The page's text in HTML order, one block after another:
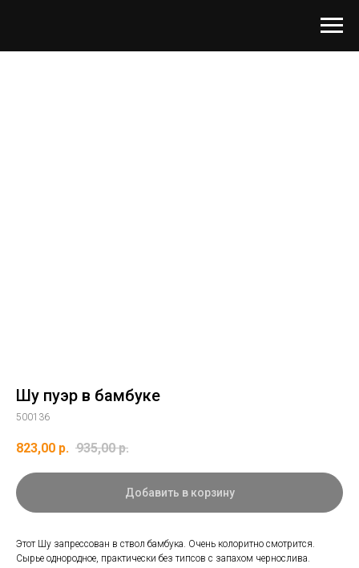
Шу пуэр в бамбуке
500136
823,00 р. 935,00 р.
Добавить в корзину
Этот Шу запрессован в ствол бамбука. Очень колоритно смотрится.
Сырье однородное, практически без типсов с запахом чернослива.